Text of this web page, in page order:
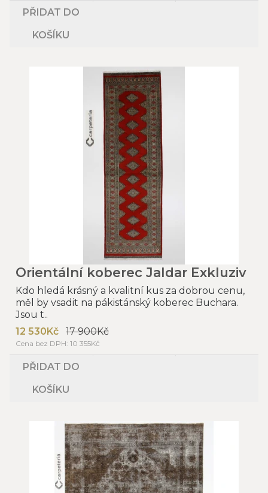
PŘIDAT DO
KOŠÍKU
Orientální koberec Jaldar Exkluziv
Kdo hledá krásný a kvalitní kus za dobrou cenu,
měl by vsadit na pákistánský koberec Buchara.
Jsou t..
12 530Kč
17 900Kč
Cena bez DPH: 10 355Kč
PŘIDAT DO
KOŠÍKU